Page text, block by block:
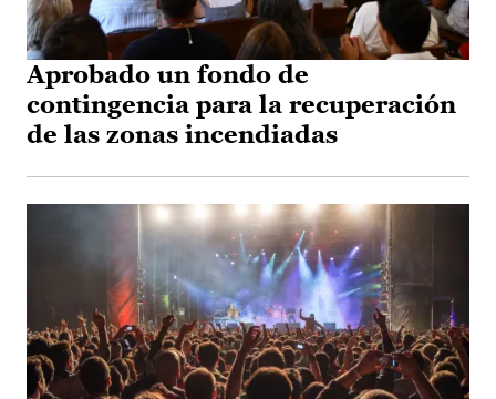
Aprobado un fondo de
contingencia para la recuperación
de las zonas incendiadas